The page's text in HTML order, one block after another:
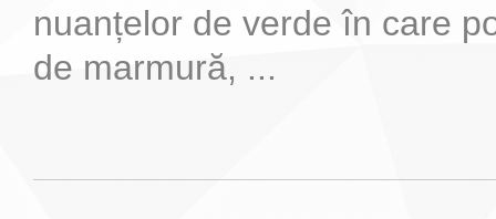
nuanțelor de verde în care
de marmură, ...